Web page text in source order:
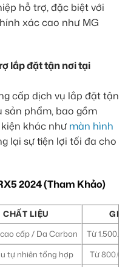
hỗ trợ, đặc biệt với
xác cao như MG
lắp đặt tận nơi tại
cấp dịch vụ lắp đặt tận
sản phẩm, bao gồm
khác như màn hình
lại sự tiện lợi tối đa cho
2024 (Tham Khảo)
CHẤT LIỆU
GIÁ
cấp / Da Carbon
Từ
tự nhiên tổng hợp
Từ